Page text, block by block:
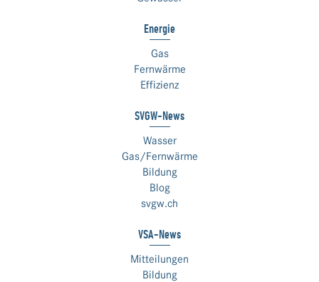
Energie
Gas
Fernwärme
Effizienz
SVGW-News
Wasser
Gas/Fernwärme
Bildung
Blog
svgw.ch
VSA-News
Mitteilungen
Bildung